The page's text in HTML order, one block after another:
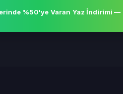
%50'ye Varan Yaz İndirimi —